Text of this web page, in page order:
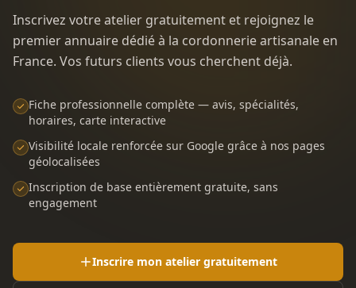
Inscrivez votre atelier gratuitement et rejoignez le
premier annuaire dédié à la cordonnerie artisanale en
France. Vos futurs clients vous cherchent déjà.
Fiche professionnelle complète — avis, spécialités,
horaires, carte interactive
Visibilité locale renforcée sur Google grâce à nos pages
géolocalisées
Inscription de base entièrement gratuite, sans
engagement
Inscrire mon atelier gratuitement